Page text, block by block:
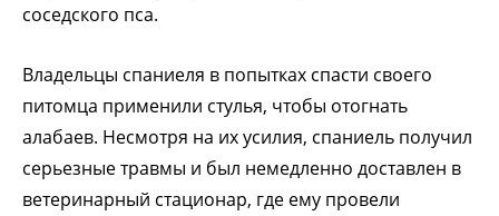
соседского пса.
Владельцы спаниеля в попытках спасти своего
питомца применили стулья, чтобы отогнать
алабаев. Несмотря на их усилия, спаниель получил
серьезные травмы и был немедленно доставлен в
ветеринарный стационар, где ему провели